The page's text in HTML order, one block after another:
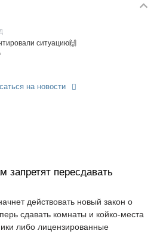
ситуацию🙌
на новости
запретят пересдавать
действовать новый закон о
сдавать комнаты и койко-места
либо лицензированные